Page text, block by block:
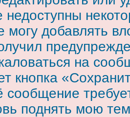
недоступны
могу добавлять
на
кнопка
сообщение
поднять мою